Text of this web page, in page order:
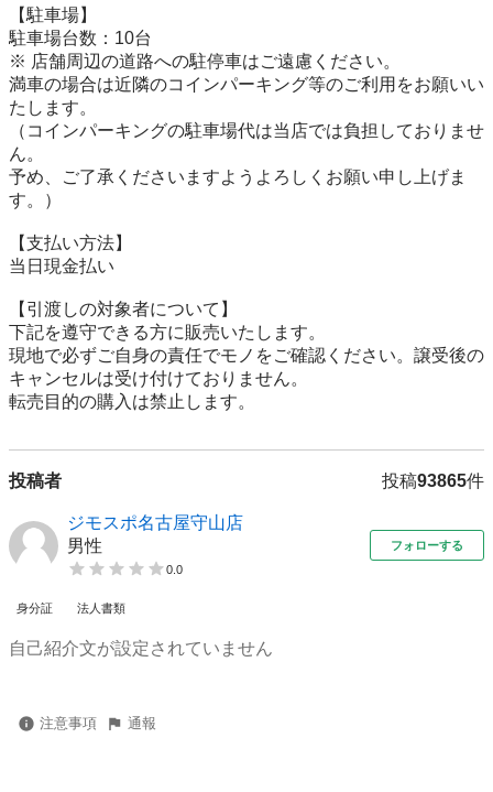
【駐⾞場】
駐車場台数：10台
※ 店舗周辺の道路への駐停車はご遠慮ください。
満車の場合は近隣のコインパーキング等のご利用をお願いい
たします。
（コインパーキングの駐車場代は当店では負担しておりませ
ん。
予め、ご了承くださいますようよろしくお願い申し上げま
す。）
【⽀払い⽅法】
当日現金払い
【引渡しの対象者について】
下記を遵守できる⽅に販売いたします。
現地で必ずご⾃⾝の責任でモノをご確認ください。譲受後の
キャンセルは受け付けておりません。
転売⽬的の購⼊は禁⽌します。
投稿者 投稿93865件
ジモスポ名古屋守山店
男性
0.0
フォローする
身分証 法人書類
自己紹介文が設定されていません
注意事項 通報